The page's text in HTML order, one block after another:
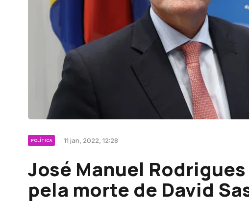
POLÍTICA 11 jan, 2022, 12:28
José Manuel
pela morte de David